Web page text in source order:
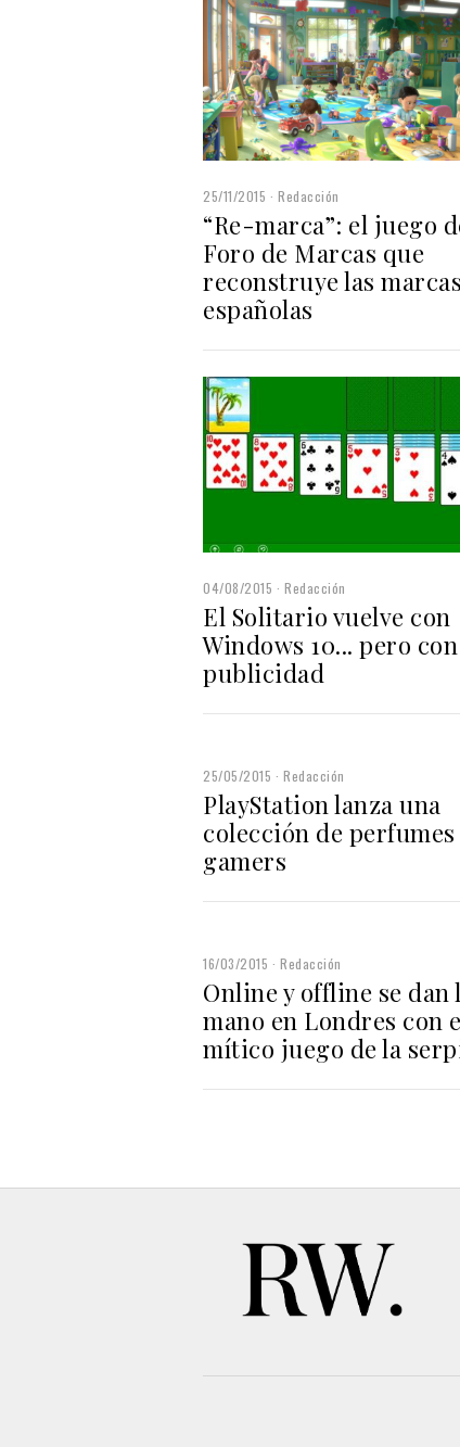
25/11/2015 Redacción
“Re-marca”: el juego
Foro de Marcas que
reconstruye las marcas
españolas
04/08/2015 Redacción
El Solitario vuelve con
Windows 10... pero con
publicidad
25/05/2015 Redacción
PlayStation lanza una
colección de
gamers
16/03/2015 Redacción
Online y offline se dan
mano en Londres con
mítico juego de la